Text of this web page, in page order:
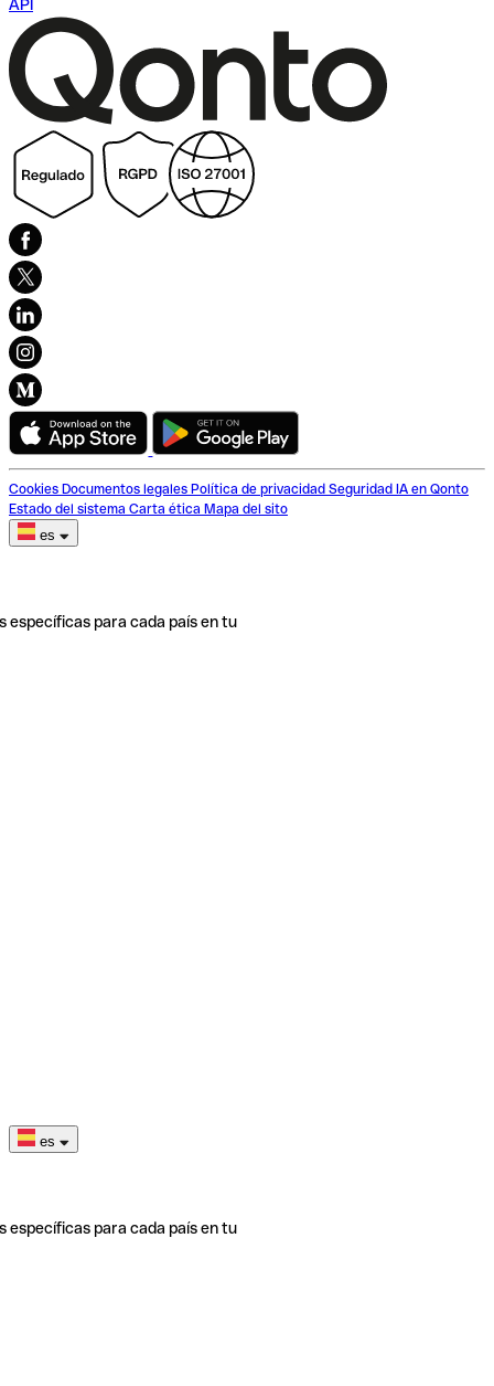
API
Cookies Documentos legales Política de privacidad Seguridad IA en Qonto
Estado del sistema Carta ética Mapa del sito
es
específicas para cada país en tu
es
específicas para cada país en tu